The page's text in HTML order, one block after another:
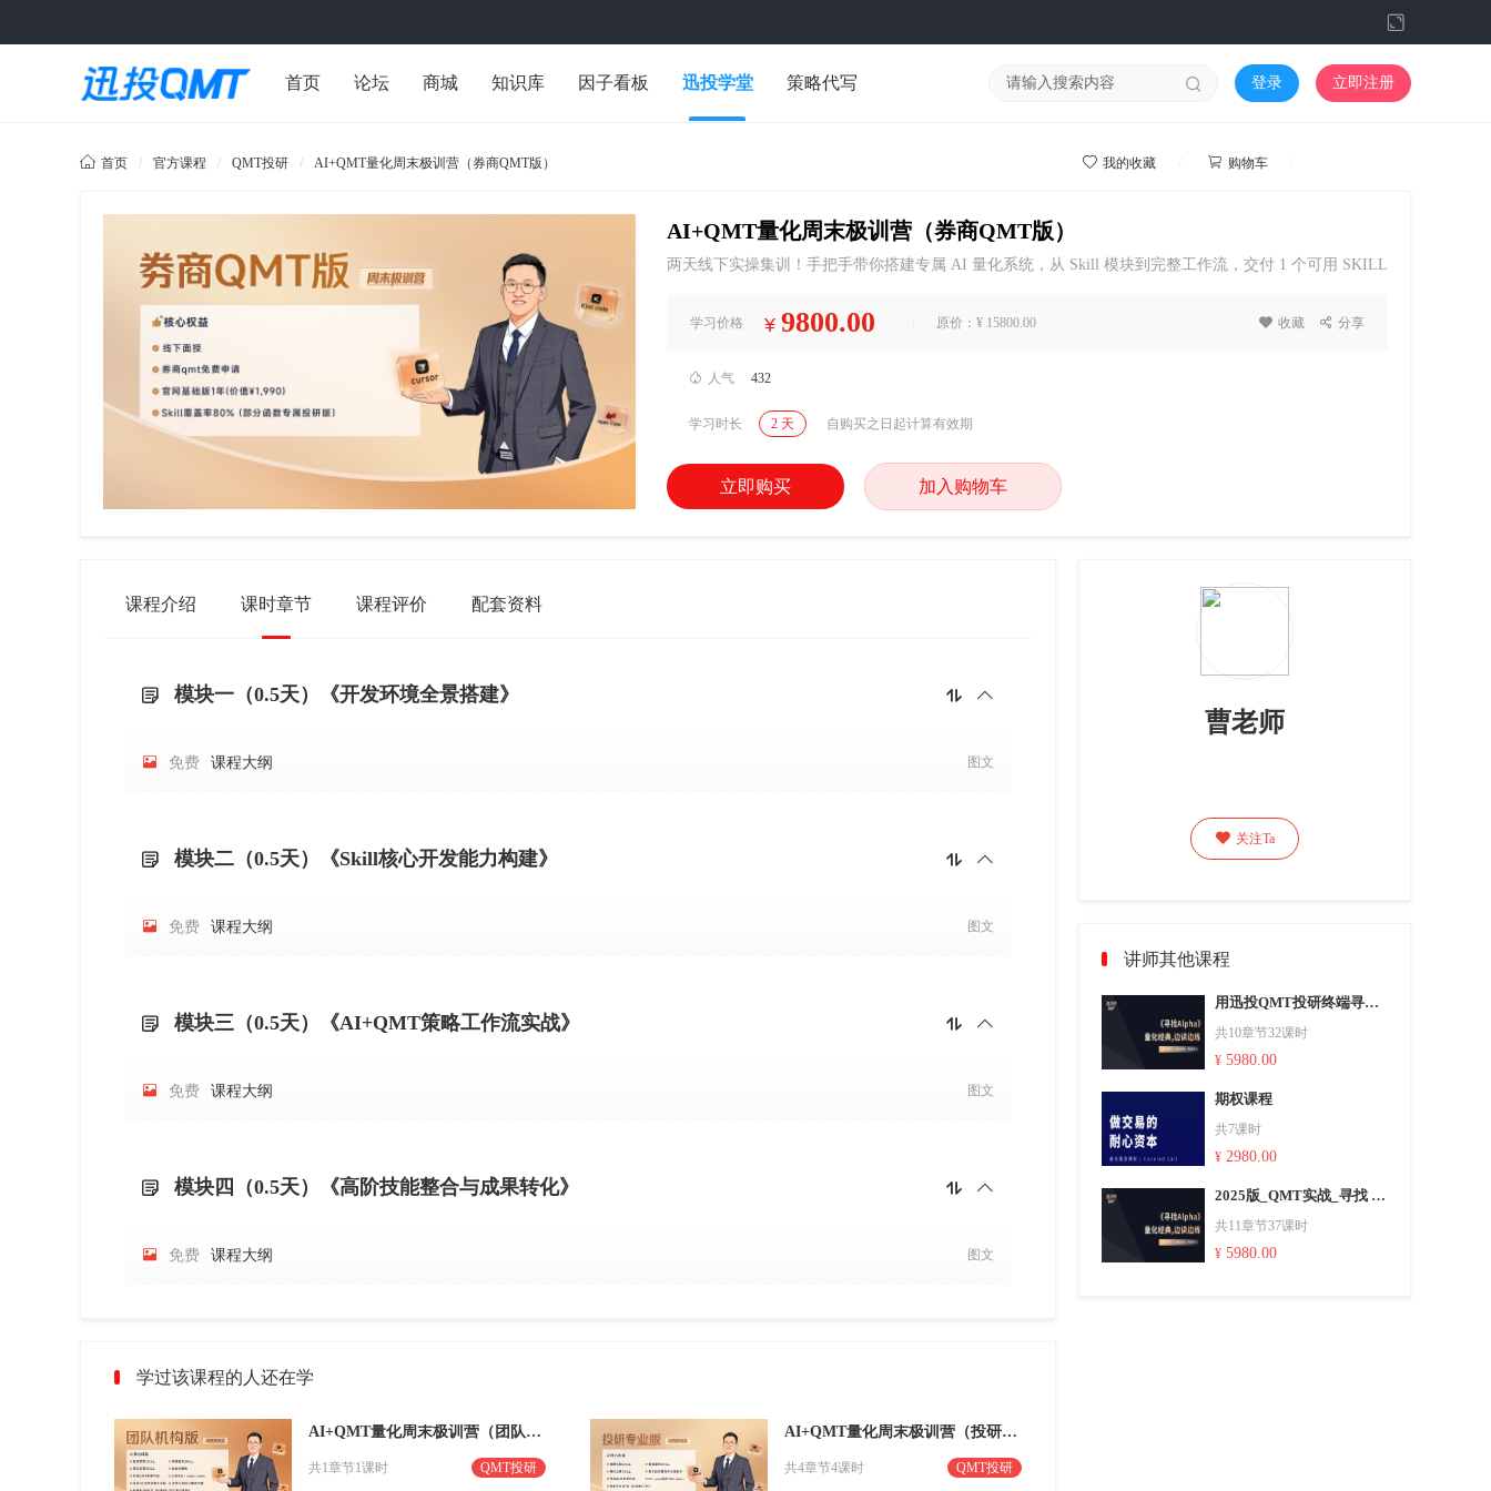
切
换
到
宽
首页 论坛 商城 知识库 因子看板 迅投学堂 策略代写
用户中心
登录 立即注册
 我的收藏  购物车
 首页 / 官方课程 / QMT投研 / AI+QMT量化周末极训营（券商QMT版）
AI+QMT量化周末极训营（券商QMT版）
两天线下实操集训！手把手带你搭建专属 AI 量化系统，从 Skill 模块到完整工作流，交付 1 个可用 SKILL
学习价格 ¥ 9800.00 原价：¥ 15800.00  收藏  分享
 人气 432
学习时长 2 天 自购买之日起计算有效期
立即购买 加入购物车
课程介绍 课时章节 课程评价 配套资料
 
 模块一（0.5天）《开发环境全景搭建》
图文
 免费 课程大纲
 
 模块二（0.5天）《Skill核心开发能力构建》
图文
 免费 课程大纲
 
 模块三（0.5天）《AI+QMT策略工作流实战》
图文
 免费 课程大纲
 
 模块四（0.5天）《高阶技能整合与成果转化》
图文
 免费 课程大纲
学过该课程的人还在学
AI+QMT量化周末极训营（团队机构版）
QMT投研
共1章节1课时
AI+QMT量化周末极训营（投研专业版）
QMT投研
共4章节4课时
曹老师
 关注Ta
讲师其他课程
用迅投QMT投研终端寻找 Alpha_量化经典_边读边练系列
共10章节32课时
¥ 5980.00
期权课程
共7课时
¥ 2980.00
2025版_QMT实战_寻找 Alpha_量化经典_边读边练系列
共11章节37课时
¥ 5980.00